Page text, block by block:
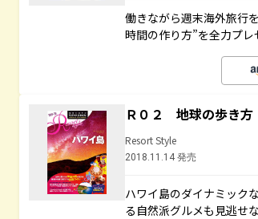
働きながら週末海外旅行
時間の作り方”を全力プレ
Ｒ０２ 地球の歩き
Resort Style
2018.11.14 発売
ハワイ島のダイナミック
る自然派グルメも見逃せ